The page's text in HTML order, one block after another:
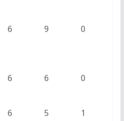
6 9 0
6 6 0
6 5 1